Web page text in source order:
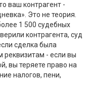
ваш контрагент -
Это не теория.
1 500 судебных
контрагента, суд
сделка была
реквизитам - если вы
вы теряете право на
налогов, пени,